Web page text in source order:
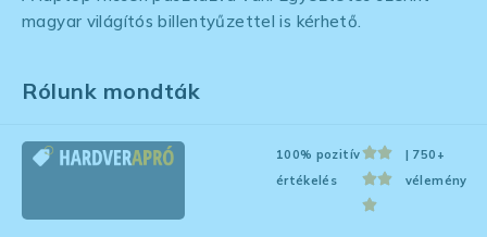
magyar világítós billentyűzettel is kérhető.
Rólunk mondták
100% pozitív
értékelés
| 750+
vélemény